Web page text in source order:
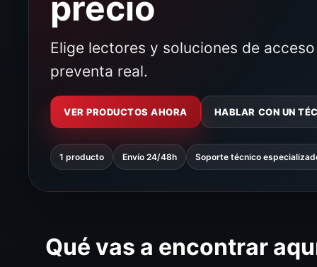
Elige lectores y soluciones de
preventa real.
VER PRODUCTOS AHORA HABLAR CON UN
1 producto Envío 24/48h Soporte técnico
Qué vas a encontrar